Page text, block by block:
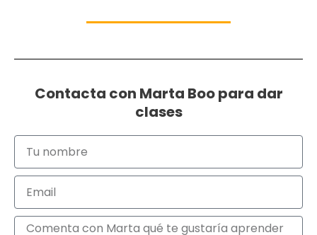
Contacta con Marta Boo para dar
clases